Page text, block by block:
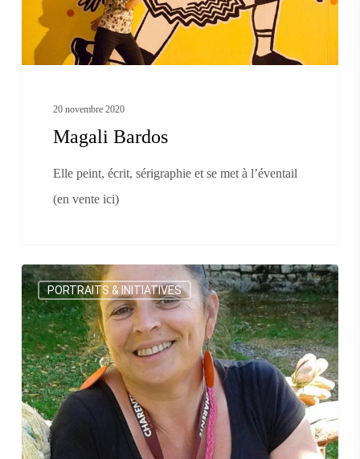
20 novembre 2020
Magali Bardos
Elle peint, écrit, sérigraphie et se met à l’éventail
(en vente ici)
Sophie
Noël
PORTRAITS & INITIATIVES